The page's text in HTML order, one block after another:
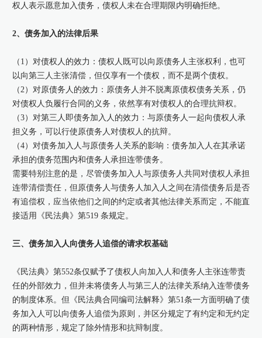
权人表示愿意加入债务，债权人未在合理期限内明确拒绝。
2、债务加入的法律后果
（1）对债权人的效力：债权人既可以向原债务人主张权利，也可
以向第三人主张清偿，但仅享有一个债权，而不是两个债权。
（2）对原债务人的效力：原债务人并不脱离原债权债务关系，仍
对债权人负履行合同的义务，依然享有对债权人的合理抗辩权。
（3）对第三人即债务加入人的效力：与原债务人一起向债权人承
担义务，可以行使原债务人对债权人的抗辩。
（4）对债务加入人与原债务人关系的影响：债务加入人在其承诺
承担的债务范围内和债务人承担连带债务。
需要特别注意的是，尽管债务加入人与原债务人共同对债权人承担
连带清偿责任，但原债务人与债务人加入人之间在清偿债务后是否
有追偿权，应当依他们之间的约定或者其他法律关系而定，不能直
接适用《民法典》第519 条规定。
三、债务加入人向债务人追偿的请求权基础
《民法典》第552条仅赋予了债权人向加入人和债务人主张连带责
任的外部效力，但并未将债务人与第三人的法律关系纳入连带债务
的制度体系。但《民法典合同编司法解释》第51条一方面明确了债
务加入人可以向债务人追偿为原则，并区分规定了有约定和无约定
的两种情形，规定了除外情形和抗辩制度。